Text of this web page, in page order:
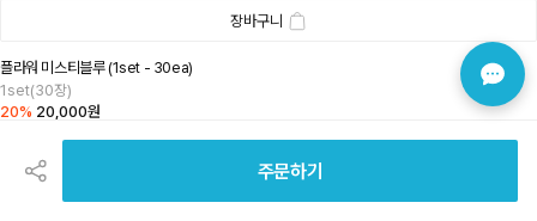
장바구니
플라워 미스티블루 (1set - 30ea)
1set(30장)
20% 20,000원
내 결혼식을 빛내 줄 웨딩 용품 주문하기